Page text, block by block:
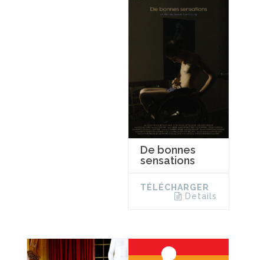
De bonnes
sensations
TÉLÉCHARGER
Details